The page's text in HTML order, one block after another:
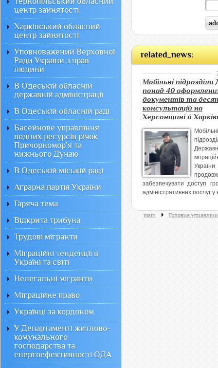
related_news:
Мобільні
понад 40
документів та
консультацій на
Херсонщині й
Мобільні
України
забезпечувати доступ
адміністративних послуг у
main Головне
центр зайнятості
Харківський обласний
центр зайнятості
Уповноважений Верховної
Ради України з прав
людини
В Одеській обласній
державній адміністрації
В Одеській обласній раді
Басейнове управління
водних ресурсів річок
Причорномор`я та
нижнього Дунаю
В Одеській міській раді
Аграрна партія України
Гаряча тема
Відкрита трибуна
Трудові мігранти
Міграційні тенденції в
Україні та світі
Нелегальні мігранти
Міграційне право
Українці за кордоном
У Департаменті житлово-
комунального
господарства та
енергоефективності ОДА